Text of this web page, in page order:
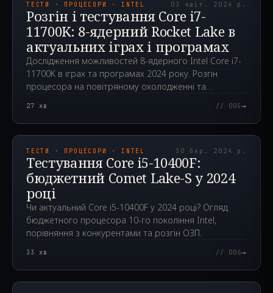
ТЕСТИ · ПРОЦЕСОРИ · INTEL 03 квіт. 2024 р.
Розгін і тестування Core i7-
11700K: 8-ядерний Rocket Lake в
актуальних іграх і програмах
Дослідження можливостей 8-ядерного Intel Core i7-
11700K в іграх та програмах 2024 року. Розгін
процесора на повітряному охолодженні та
27 хв // 005→
2024.03.30T02:33:06.000Z
ТЕСТИ · ПРОЦЕСОРИ · INTEL 30 бер. 2024 р.
Тестування Core i5-10400F:
бюджетний Comet Lake-S у 2024
році
Чи актуальний Core i5-10400F у 2024 році? Огляд
бюджетного процесора 10-го покоління Intel,
порівняння з конкурентами та розгін ОЗП.
33 хв // 006→
2023.05.05T14:01:55.000Z